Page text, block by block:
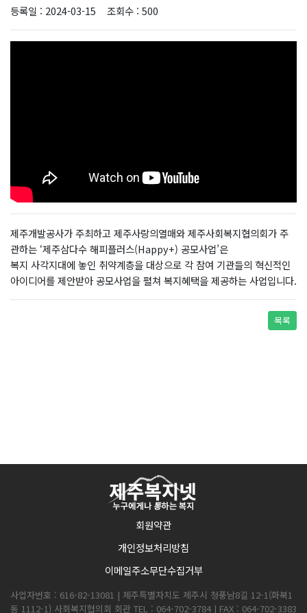
등록일 : 2024-03-15 조회수 : 500
제주개발공사가 주최하고 제주사랑의열매와 제주사회복지협의회가 주
관하는 ‘제주삼다수 해피플러스(Happy+) 공모사업’은
복지 사각지대에 놓인 취약계층을 대상으로 각 참여 기관들의 혁신적인
아이디어를 제안받아 공모사업을 펼쳐 복지혜택을 제공하는 사업입니다.
목록
회원약관
개인정보처리방침
이메일주소무단수집거부
사업자번호 : 616-82-13081 | 제주특별자치도 제주시 청풍남8길 12-1(화북1
동 1112-1) 사회복지협의회 회관 TEL : 064-702-3784 | FAX : 064-702-3383